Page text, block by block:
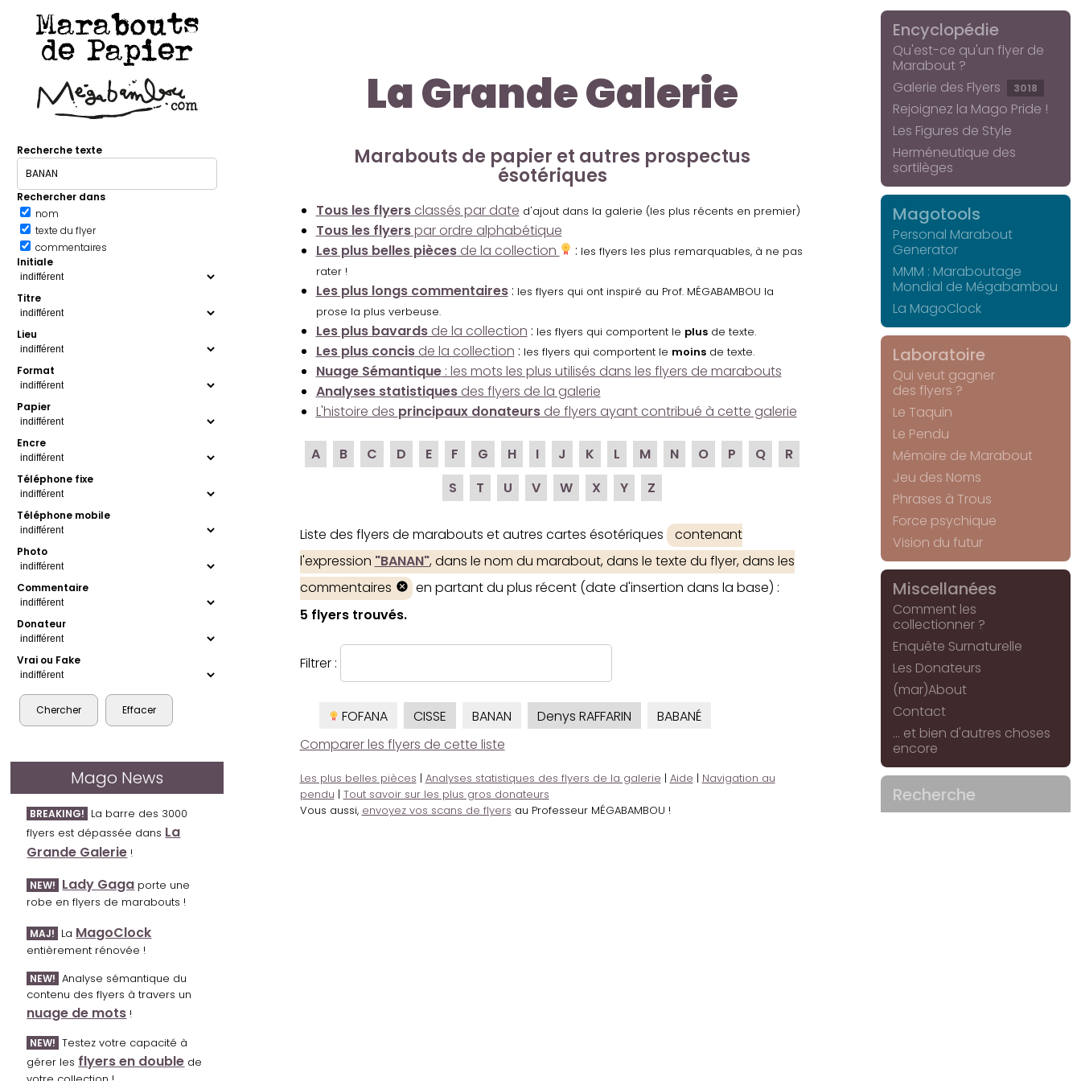
Marabouts
de Papier
Recherche texte
Rechercher dans
nom
texte du flyer
commentaires
Initiale
Titre
Lieu
Format
Papier
Encre
Téléphone fixe
Téléphone mobile
Photo
Commentaire
Donateur
Vrai ou Fake
Mago News
BREAKING! La barre des 3000
flyers est dépassée dans La
Grande Galerie !
NEW! Lady Gaga porte une
robe en flyers de marabouts !
MAJ! La MagoClock
entièrement rénovée !
NEW! Analyse sémantique du
contenu des flyers à travers un
nuage de mots !
NEW! Testez votre capacité à
gérer les flyers en double de
La Grande Galerie
Marabouts de papier et autres prospectus
ésotériques
Tous les flyersclassés par date d'ajout dans la galerie (les plus récents en premier)
Tous les flyerspar ordre alphabétique
Les plus belles piècesde la collection : les flyers les plus remarquables, à ne pas
rater !
Les plus longs commentaires: les flyers qui ont inspiré au Prof. MÉGABAMBOU la
prose la plus verbeuse.
Les plus bavardsde la collection : les flyers qui comportent le plusde texte.
Les plus concisde la collection : les flyers qui comportent le moinsde texte.
Nuage Sémantique: les mots les plus utilisés dans les flyers de marabouts
Analyses statistiquesdes flyers de la galerie
L'histoire des principaux donateursde flyers ayant contribué à cette galerie
A B C D E F G H I J K L M N O P Q
R
S
T U V W X Y Z
Liste des flyers de marabouts et autres cartes ésotériques
contenant
l'expression "BANAN", dans le nom du marabout, dans le texte du flyer, dans les
commentaires
en partant du plus récent (date d'insertion dans la base) :
5 flyers trouvés.
Filtrer :
FOFANA CISSE BANAN Denys RAFFARIN
BABANÉ
Comparer les flyers de cette liste
Les plus belles pièces | Analyses statistiques des flyers de la galerie | Aide | Navigation au
pendu | Tout savoir sur les plus gros donateurs
Vous aussi, envoyez vos scans de flyers au Professeur MÉGABAMBOU !
Encyclopédie
Qu'est-ce qu'un flyer de
Marabout ?
Galerie des Flyers
3018
Rejoignez la Mago Pride !
Les Figures de Style
Herméneutique des
sortilèges
Magotools
Personal Marabout
Generator
MMM : Maraboutage
Mondial de Mégabambou
La MagoClock
Laboratoire
Qui veut gagner
des flyers ?
Le Taquin
Le Pendu
Mémoire de Marabout
Jeu des Noms
Phrases à Trous
Force psychique
Vision du futur
Miscellanées
Comment les
collectionner ?
Enquête Surnaturelle
Les Donateurs
(mar)About
Contact
... et bien d'autres choses
encore
Recherche